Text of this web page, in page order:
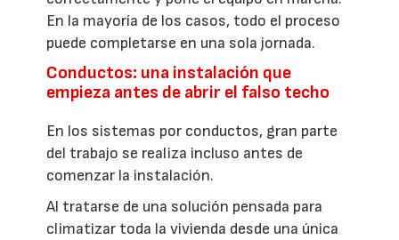
En la mayoría de los casos, todo el proceso
puede completarse en una sola jornada.
Conductos: una instalación que
empieza antes de abrir el falso techo
En los sistemas por conductos, gran parte
del trabajo se realiza incluso antes de
comenzar la instalación.
Al tratarse de una solución pensada para
climatizar toda la vivienda desde una única